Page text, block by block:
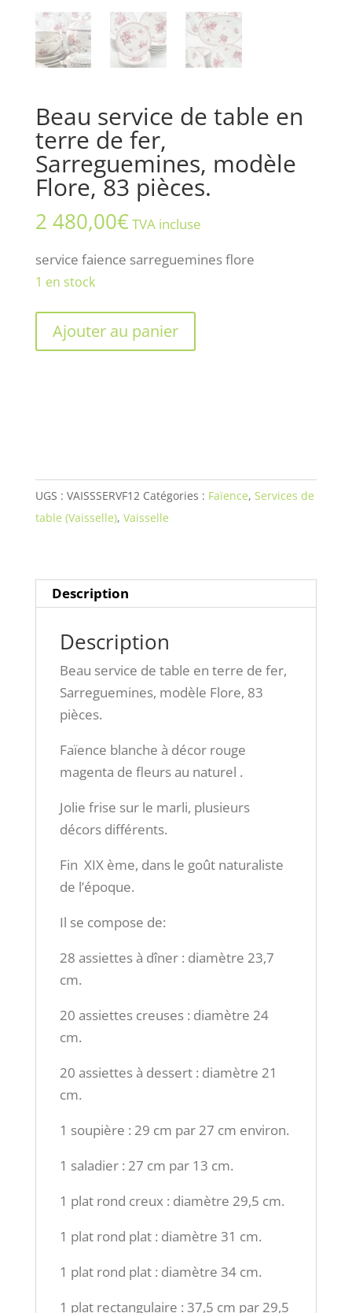
Beau service de table en
terre de fer,
Sarreguemines, modèle
Flore, 83 pièces.
2 480,00€TVA incluse
service faience sarreguemines flore
1 en stock
quantité
terre
de
fer,
Flore,
83
pièces.
Ajouter au panier
UGS : VAISSSERVF12 Catégories : Faïence, Services de
table (Vaisselle), Vaisselle
Description
Description
Beau service de table en terre de fer,
Sarreguemines, modèle Flore, 83
pièces.
Faïence blanche à décor rouge
magenta de fleurs au naturel .
Jolie frise sur le marli, plusieurs
décors différents.
Fin XIX ème, dans le goût naturaliste
de l’époque.
Il se compose de:
28 assiettes à dîner : diamètre 23,7
cm.
20 assiettes creuses : diamètre 24
cm.
20 assiettes à dessert : diamètre 21
cm.
1 soupière : 29 cm par 27 cm environ.
1 saladier : 27 cm par 13 cm.
1 plat rond creux : diamètre 29,5 cm.
1 plat rond plat : diamètre 31 cm.
1 plat rond plat : diamètre 34 cm.
1 plat rectangulaire : 37,5 cm par 29,5